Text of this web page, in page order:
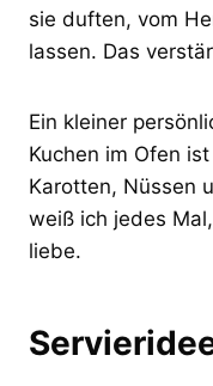
sie duften, vom
lassen. Das
Ein kleiner
Kuchen im Ofen
Karotten, Nüssen
weiß ich jedes
liebe.